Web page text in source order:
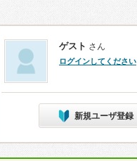
ゲスト さん
ログインしてください
新規ユーザ登録